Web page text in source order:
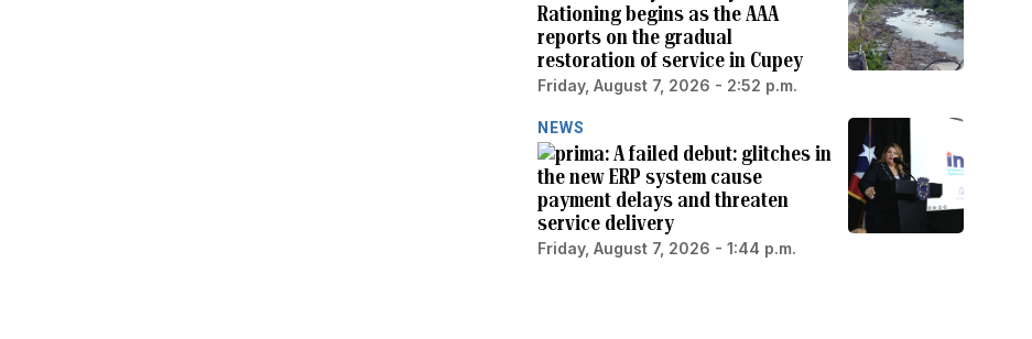
Rationing begins as the AAA
reports on the gradual
restoration of service in Cupey
Friday, August 7, 2026 - 2:52 p.m.
NEWS
A failed debut: glitches in
the new ERP system cause
payment delays and threaten
service delivery
Friday, August 7, 2026 - 1:44 p.m.